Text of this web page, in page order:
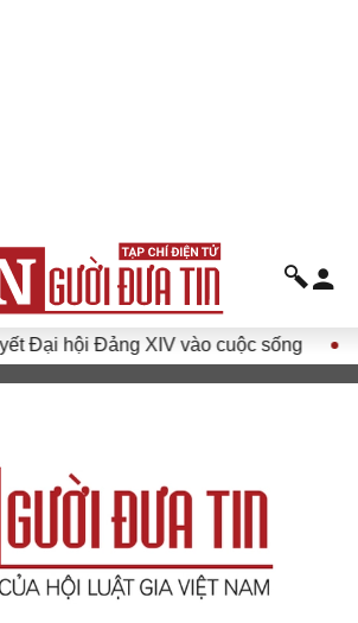
Đảng XIV vào cuộc sống Hướng